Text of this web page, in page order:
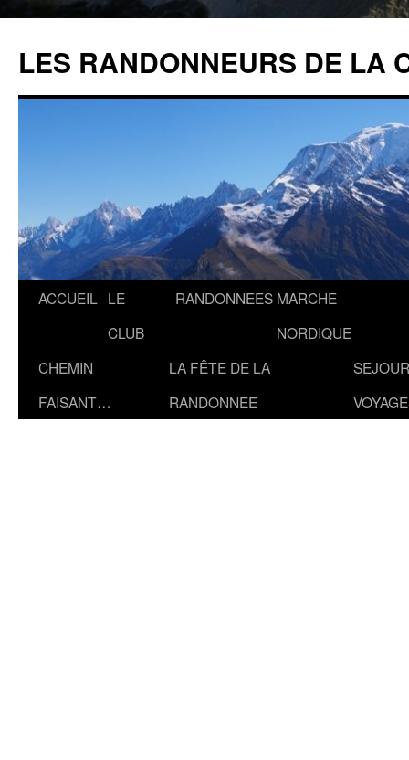
contenu
LES RANDONNEURS DE LA
ACCUEIL LE
CLUB
RANDONNEES MARCHE
NORDIQUE
CHEMIN
FAISANT…
LA FÊTE DE LA
RANDONNEE